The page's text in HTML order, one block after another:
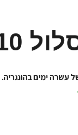
למשפחות בהונגריה
עשרה ימים בהונגריה.